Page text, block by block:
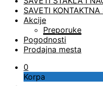
SAVETI KONTAKTNA
Akcije
Preporuke
Pogodnosti
Prodajna mesta
0
Korpa